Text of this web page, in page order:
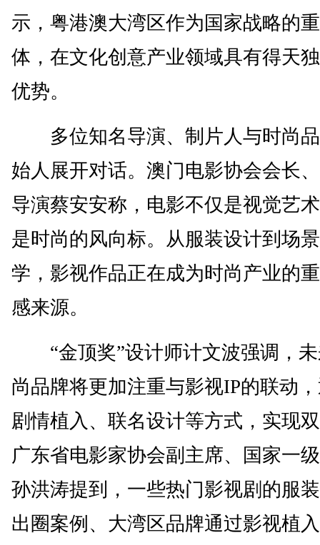
示，粤港澳大湾区作为国家战略的
体，在文化创意产业领域具有得天
优势。
多位知名导演、制片人与时尚
始人展开对话。澳门电影协会会长
导演蔡安安称，电影不仅是视觉艺
是时尚的风向标。从服装设计到场
学，影视作品正在成为时尚产业的
感来源。
“金顶奖”设计师计文波强调，未
尚品牌将更加注重与影视IP的联动
剧情植入、联名设计等方式，实现
广东省电影家协会副主席、国家一
孙洪涛提到，一些热门影视剧的服
出圈案例、大湾区品牌通过影视植